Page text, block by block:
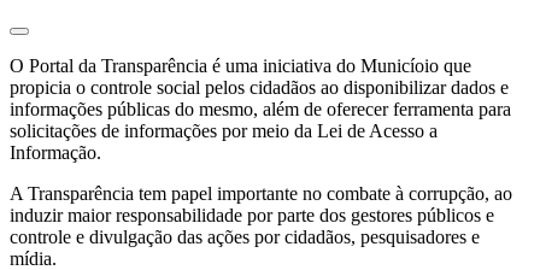
O Portal da Transparência é uma iniciativa do Municíoio que
propicia o controle social pelos cidadãos ao disponibilizar dados e
informações públicas do mesmo, além de oferecer ferramenta para
solicitações de informações por meio da Lei de Acesso a
Informação.
A Transparência tem papel importante no combate à corrupção, ao
induzir maior responsabilidade por parte dos gestores públicos e
controle e divulgação das ações por cidadãos, pesquisadores e
mídia.